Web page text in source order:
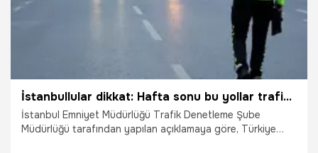
İstanbullular dikkat: Hafta sonu bu yollar trafiğe kapalı!
İstanbul Emniyet Müdürlüğü Trafik Denetleme Şube
Müdürlüğü tarafından yapılan açıklamaya göre, Türkiye